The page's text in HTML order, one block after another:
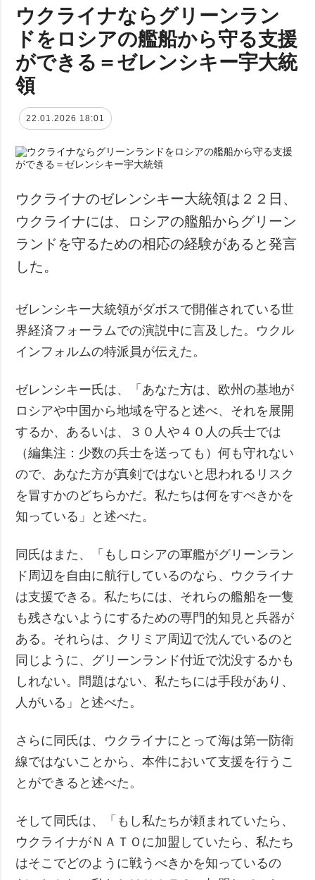
ウクライナならグリーンラン
ドをロシアの艦船から守る支援
ができる＝ゼレンシキー宇大統
領
22.01.2026 18:01
ウクライナのゼレンシキー大統領は２２日、
ウクライナには、ロシアの艦船からグリーン
ランドを守るための相応の経験があると発言
した。
ゼレンシキー大統領がダボスで開催されている世
界経済フォーラムでの演説中に言及した。ウクル
インフォルムの特派員が伝えた。
ゼレンシキー氏は、「あなた方は、欧州の基地が
ロシアや中国から地域を守ると述べ、それを展開
するか、あるいは、３０人や４０人の兵士では
（編集注：少数の兵士を送っても）何も守れない
ので、あなた方が真剣ではないと思われるリスク
を冒すかのどちらかだ。私たちは何をすべきかを
知っている」と述べた。
同氏はまた、「もしロシアの軍艦がグリーンラン
ド周辺を自由に航行しているのなら、ウクライナ
は支援できる。私たちには、それらの艦船を一隻
も残さないようにするための専門的知見と兵器が
ある。それらは、クリミア周辺で沈んでいるのと
同じように、グリーンランド付近で沈没するかも
しれない。問題はない、私たちには手段があり、
人がいる」と述べた。
さらに同氏は、ウクライナにとって海は第一防衛
線ではないことから、本件において支援を行うこ
とができると述べた。
そして同氏は、「もし私たちが頼まれていたら、
ウクライナがＮＡＴＯに加盟していたら、私たち
はそこでどのように戦うべきかを知っているの